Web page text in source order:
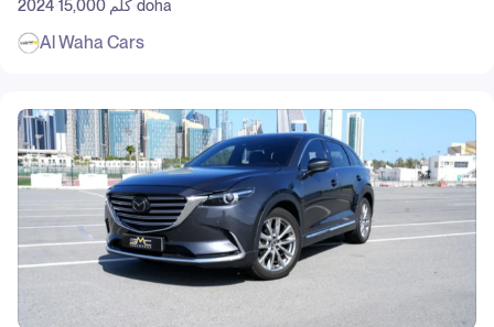
2024 15,000 كلم doha
Al Waha Cars